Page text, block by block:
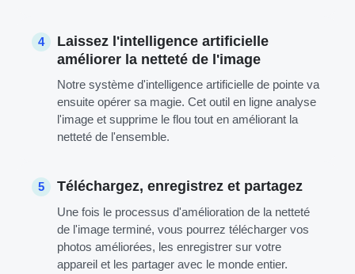
4
Laissez l'intelligence artificielle
améliorer la netteté de l'image
Notre système d'intelligence artificielle de pointe va
ensuite opérer sa magie. Cet outil en ligne analyse
l'image et supprime le flou tout en améliorant la
netteté de l'ensemble.
5 Téléchargez, enregistrez et partagez
Une fois le processus d'amélioration de la netteté
de l'image terminé, vous pourrez télécharger vos
photos améliorées, les enregistrer sur votre
appareil et les partager avec le monde entier.